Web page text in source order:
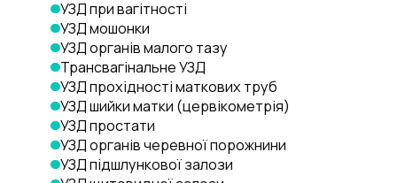
УЗД при вагітності
УЗД мошонки
УЗД органів малого тазу
Трансвагінальне УЗД
УЗД прохідності маткових труб
УЗД шийки матки (цервікометрія)
УЗД простати
УЗД органів черевної порожнини
УЗД підшлункової залози